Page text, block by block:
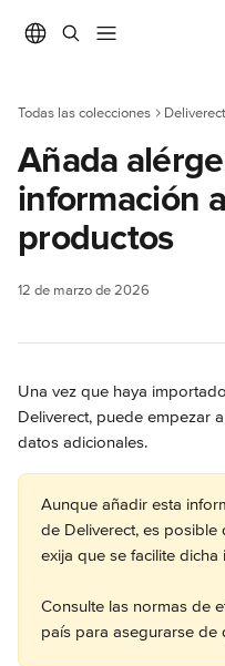
Todas las colecciones
Añada
información
productos
12 de marzo de 2026
Una vez que haya
Deliverect, puede empezar
datos adicionales.
Aunque añadir esta
de Deliverect, es
exija que se facilite dicha
Consulte las normas de
país para asegurarse de